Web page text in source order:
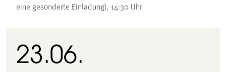
eine gesonderte Einladung), 14:30 Uhr
23.06.